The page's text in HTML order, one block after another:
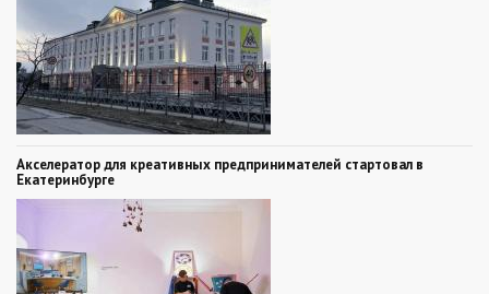
Акселератор для креативных предпринимателей стартовал в
Екатеринбурге